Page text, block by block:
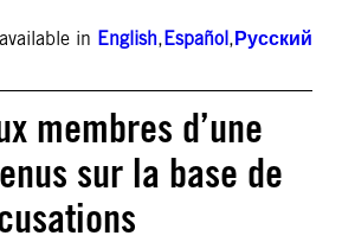
in English,Español,Русский
membres d’une
sur la base de